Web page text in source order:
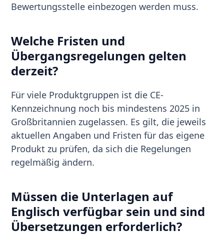
Bewertungsstelle einbezogen werden muss.
Welche Fristen und
Übergangsregelungen gelten
derzeit?
Für viele Produktgruppen ist die CE-
Kennzeichnung noch bis mindestens 2025 in
Großbritannien zugelassen. Es gilt, die jeweils
aktuellen Angaben und Fristen für das eigene
Produkt zu prüfen, da sich die Regelungen
regelmäßig ändern.
Müssen die Unterlagen auf
Englisch verfügbar sein und sind
Übersetzungen erforderlich?